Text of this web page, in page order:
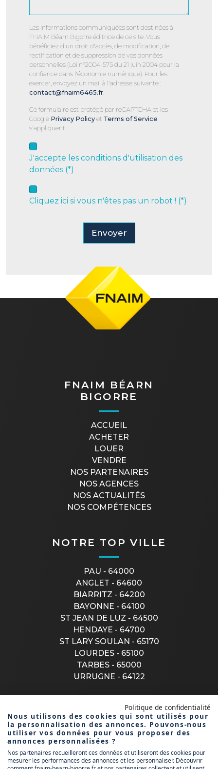
Les informations communiquées sont destinées à
FNAIM Béarn Bigorre éditrice de ce site. Vous
bénéficiez d'un droit d'accès, de modification, de
rectification et de suppression de vos données
personnelles (Loi n°2004-575 du 21 juin 2004 pour la
confiance dans l'économie numérique). Pour les
exercer, envoyez un mail à l'adresse suivante :
contact@fnaim6465.fr
Ce formulaire est protégé par reCAPTCHA et les
Google Privacy Policy et Terms of Service
s'appliquent.
J'accepte les conditions d'utilisation des
données (*)
Cliquez ici si vous n'êtes pas un robot ! (*)
Envoyer
FNAIM BÉARN
BIGORRE
ACCUEIL
ACHETER
LOUER
VENDRE
NOS PARTENAIRES
NOS AGENCES
NOS ACTUALITÉS
NOS COMPÉTENCES
NOTRE TOP VILLE
PAU - 64000
ANGLET - 64600
BIARRITZ - 64200
BAYONNE - 64100
ST JEAN DE LUZ - 64500
HENDAYE - 64700
ST LARY SOULAN - 65170
LOURDES - 65100
TARBES - 65000
URRUGNE - 64122
CONTACTEZ-NOUS
1 rue donzac
Politique de confidentialité
Nous utilisons des cookies qui sont utilisés pour
la personnalisation des annonces. Pouvons-nous
utiliser vos données pour vous proposer des
annonces personnalisées ?
Nos partenaires recueilleront ces données et utiliseront des cookies pour
mesurer les performances des annonces et les personnaliser. Découvrir